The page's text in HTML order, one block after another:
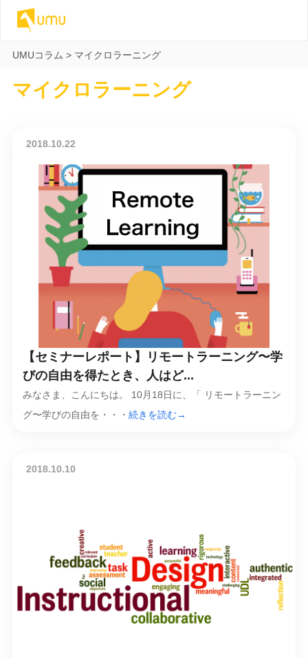
UMUコラム > マイクロラーニング
マイクロラーニング
2018.10.22
【セミナーレポート】リモートラーニング〜学
びの自由を得たとき、人はど...
みなさま、こんにちは。 10月18日に、「 リモートラーニン
グ〜学びの自由を・・・ 続きを読む→
2018.10.10